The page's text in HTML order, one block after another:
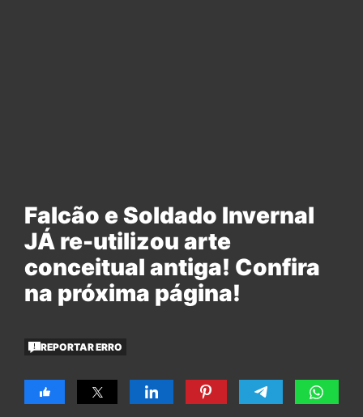
Falcão e Soldado Invernal
JÁ re-utilizou arte
conceitual antiga! Confira
na próxima página!
REPORTAR ERRO